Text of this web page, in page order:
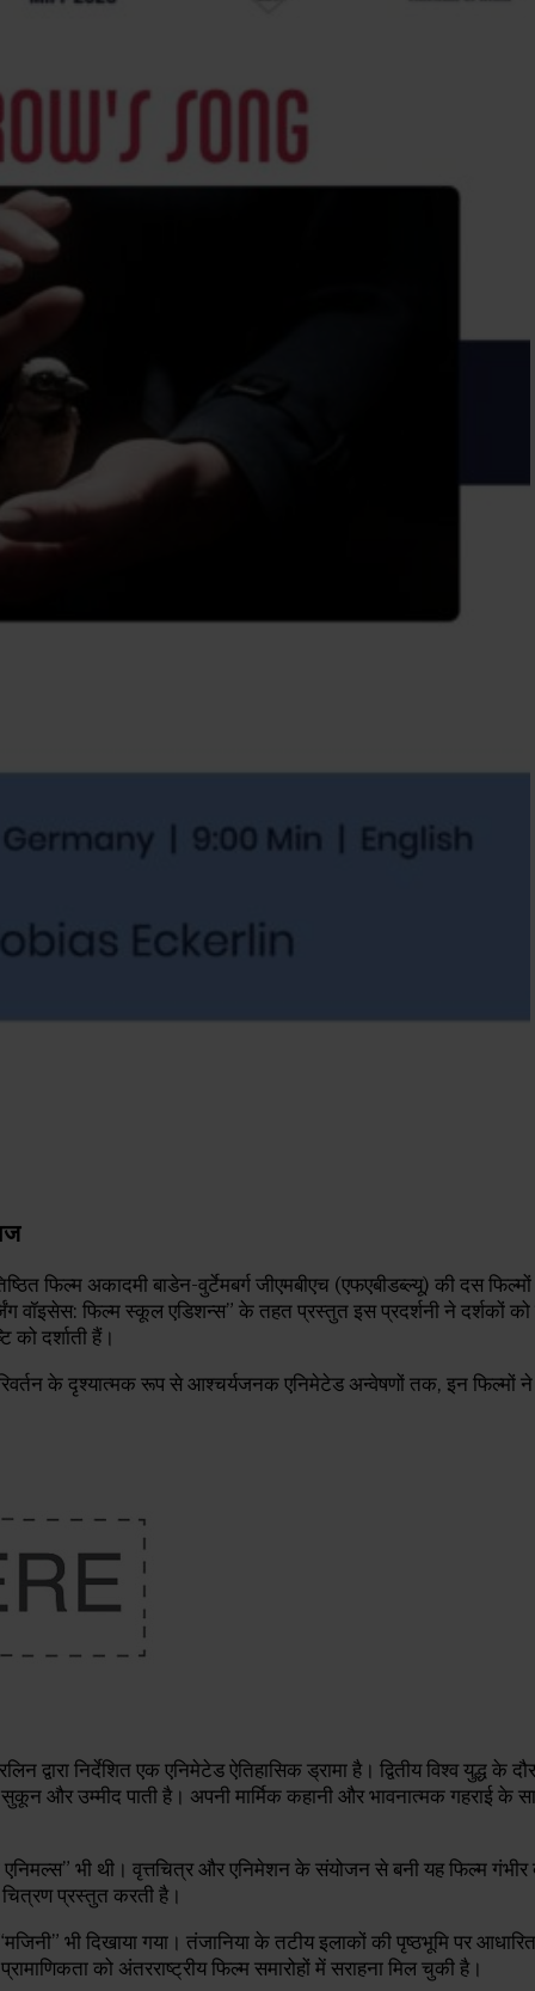
फिल्म अकादमी बाडेन-वुर्टेमबर्ग जीएमबीएच (एफएबीडब्ल्यू) की दस
फिल्म स्कूल एडिशन्स” के तहत प्रस्तुत इस प्रदर्शनी ने दर्शकों को
को दर्शाती हैं।
के दृश्यात्मक रूप से आश्चर्यजनक एनिमेटेड अन्वेषणों तक, इन फिल्मों
द्वारा निर्देशित एक एनिमेटेड ऐतिहासिक ड्रामा है। द्वितीय विश्व युद्ध
और उम्मीद पाती है। अपनी मार्मिक कहानी और भावनात्मक गहराई के
एनिमल्स” भी थी। वृत्तचित्र और एनिमेशन के संयोजन से बनी यह फिल्म
प्रस्तुत करती है।
भी दिखाया गया। तंजानिया के तटीय इलाकों की पृष्ठभूमि पर
को अंतरराष्ट्रीय फिल्म समारोहों में सराहना मिल चुकी है।